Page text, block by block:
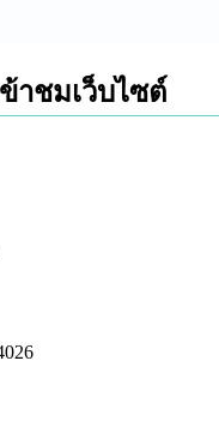
าชมเว็บไซต์